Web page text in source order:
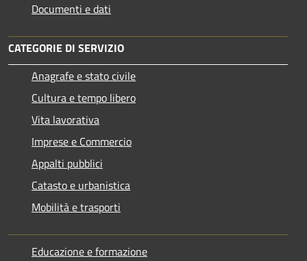
Documenti e dati
CATEGORIE DI SERVIZIO
Anagrafe e stato civile
Cultura e tempo libero
Vita lavorativa
Imprese e Commercio
Appalti pubblici
Catasto e urbanistica
Mobilità e trasporti
Educazione e formazione